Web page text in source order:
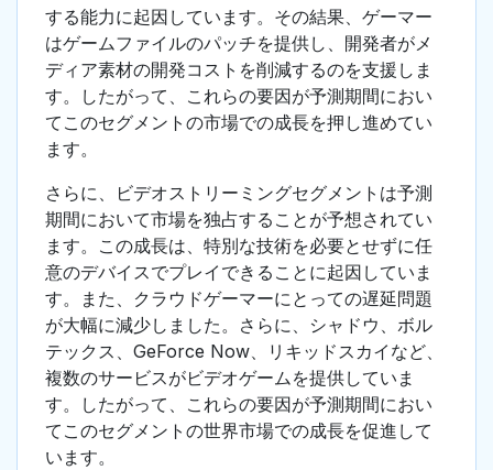
する能力に起因しています。その結果、ゲーマー
はゲームファイルのパッチを提供し、開発者がメ
ディア素材の開発コストを削減するのを支援しま
す。したがって、これらの要因が予測期間におい
てこのセグメントの市場での成長を押し進めてい
ます。
さらに、ビデオストリーミングセグメントは予測
期間において市場を独占することが予想されてい
ます。この成長は、特別な技術を必要とせずに任
意のデバイスでプレイできることに起因していま
す。また、クラウドゲーマーにとっての遅延問題
が大幅に減少しました。さらに、シャドウ、ボル
テックス、GeForce Now、リキッドスカイなど、
複数のサービスがビデオゲームを提供していま
す。したがって、これらの要因が予測期間におい
てこのセグメントの世界市場での成長を促進して
います。